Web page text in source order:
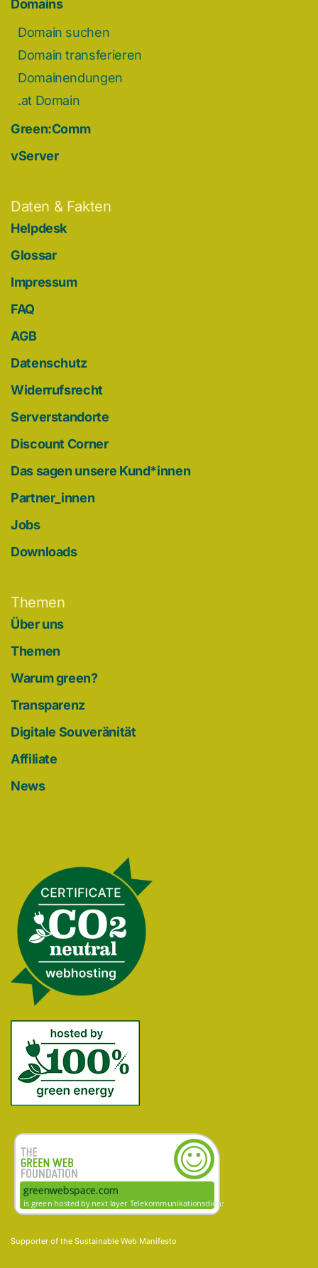
Domains
Domain suchen
Domain transferieren
Domainendungen
.at Domain
Green:Comm
vServer
Daten & Fakten
Helpdesk
Glossar
Impressum
FAQ
AGB
Datenschutz
Widerrufsrecht
Serverstandorte
Discount Corner
Das sagen unsere Kund*innen
Partner_innen
Jobs
Downloads
Themen
Über uns
Themen
Warum green?
Transparenz
Digitale Souveränität
Affiliate
News
Supporter of the Sustainable Web Manifesto